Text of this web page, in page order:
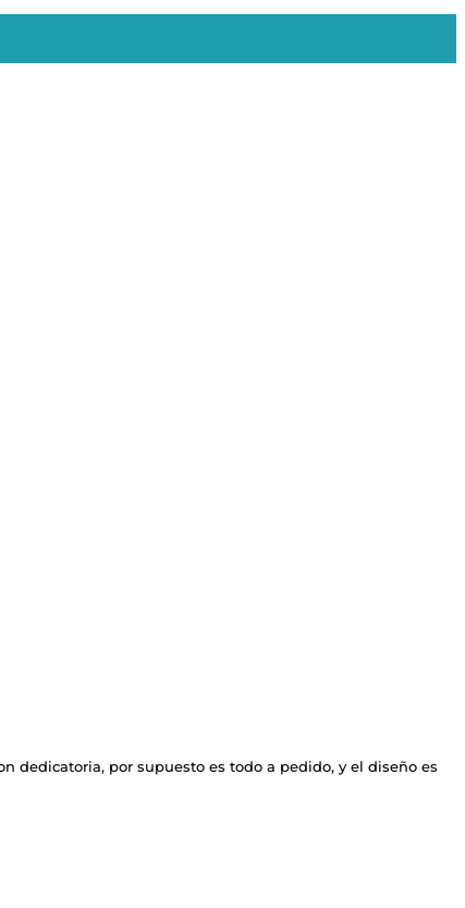
dedicatoria, por supuesto es todo a pedido, y el diseño es